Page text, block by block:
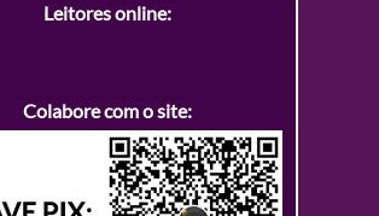
Leitores online:
Colabore com o site: